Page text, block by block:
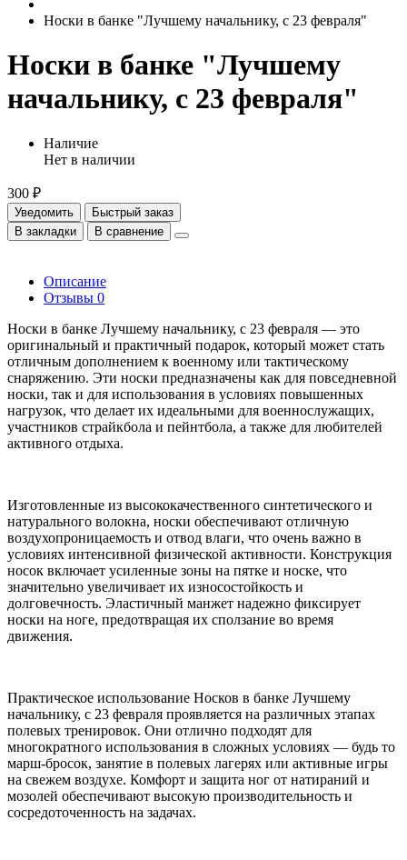
Носки в банке "Лучшему начальнику, с 23 февраля"
Носки в банке "Лучшему
начальнику, с 23 февраля"
Наличие
Нет в наличии
300 ₽
Уведомить
Быстрый заказ
В закладки
В сравнение
Описание
Отзывы 0
Носки в банке Лучшему начальнику, с 23 февраля — это
оригинальный и практичный подарок, который может стать
отличным дополнением к военному или тактическому
снаряжению. Эти носки предназначены как для повседневной
носки, так и для использования в условиях повышенных
нагрузок, что делает их идеальными для военнослужащих,
участников страйкбола и пейнтбола, а также для любителей
активного отдыха.
Изготовленные из высококачественного синтетического и
натурального волокна, носки обеспечивают отличную
воздухопроницаемость и отвод влаги, что очень важно в
условиях интенсивной физической активности. Конструкция
носок включает усиленные зоны на пятке и носке, что
значительно увеличивает их износостойкость и
долговечность. Эластичный манжет надежно фиксирует
носки на ноге, предотвращая их сползание во время
движения.
Практическое использование Носков в банке Лучшему
начальнику, с 23 февраля проявляется на различных этапах
полевых тренировок. Они отлично подходят для
многократного использования в сложных условиях — будь то
марш-бросок, занятие в полевых лагерях или активные игры
на свежем воздухе. Комфорт и защита ног от натираний и
мозолей обеспечивают высокую производительность и
сосредоточенность на задачах.